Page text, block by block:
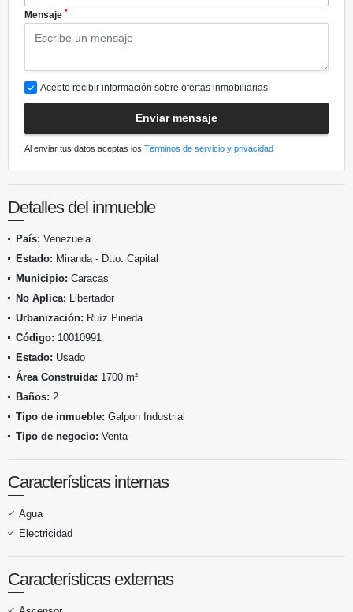
Mensaje *
Acepto recibir información sobre ofertas inmobiliarias
Enviar mensaje
Al enviar tus datos aceptas los Términos de servicio y privacidad
Detalles del inmueble
País: Venezuela
Estado: Miranda - Dtto. Capital
Municipio: Caracas
No Aplica: Libertador
Urbanización: Ruíz Pineda
Código: 10010991
Estado: Usado
Área Construida: 1700 m²
Baños: 2
Tipo de inmueble: Galpon Industrial
Tipo de negocio: Venta
Características internas
Agua
Electricidad
Características externas